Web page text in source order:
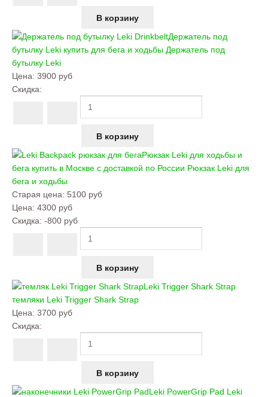
Держатель под
бутылку Leki купить для бега и ходьбы Держатель под
бутылку Leki
Цена: 3900 руб
Скидка:
Рюкзак Leki для ходьбы и
бега купить в Москве с доставкой по России Рюкзак Leki для
бега и ходьбы
Старая цена: 5100 руб
Цена: 4300 руб
Скидка: -800 руб
Leki Trigger Shark Strap
темляки Leki Trigger Shark Strap
Цена: 3700 руб
Скидка:
Leki PowerGrip Pad Leki